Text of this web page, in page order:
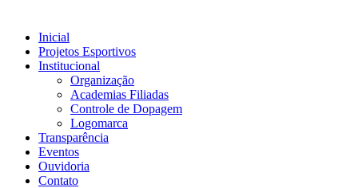
Inicial
Projetos Esportivos
Institucional
Organização
Academias Filiadas
Controle de Dopagem
Logomarca
Transparência
Eventos
Ouvidoria
Contato